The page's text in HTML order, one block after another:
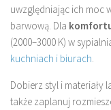
uwzględniając ich moc
barwową. Dla
(2000–3000 K) w
kuchniach i biurach
Dobierz styl i materiały
także zaplanuj